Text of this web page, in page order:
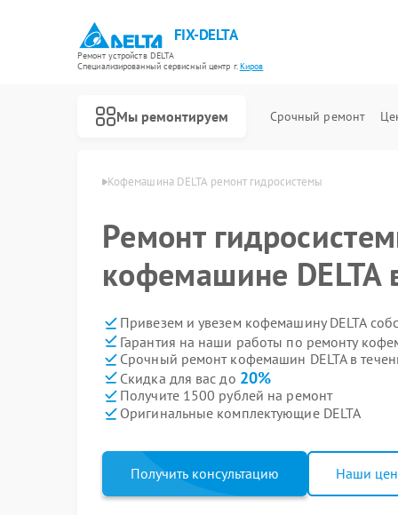
FIX-DELTA
Ремонт устройств DELTA
Специализированный cервисный центр г.Киров
Мы ремонтируем Срочный ремонт
Кофемашина DELTA ремонт гидросистемы
Ремонт
кофемашине DELTA
Привезем и увезем кофемашину DELTA
Гарантия на наши работы по ремонту
Срочный ремонт кофемашин DELTA в
Скидка для вас до 20%
Получите 1500 рублей на ремонт
Оригинальные комплектующие DELTA
Получить консультацию Наши